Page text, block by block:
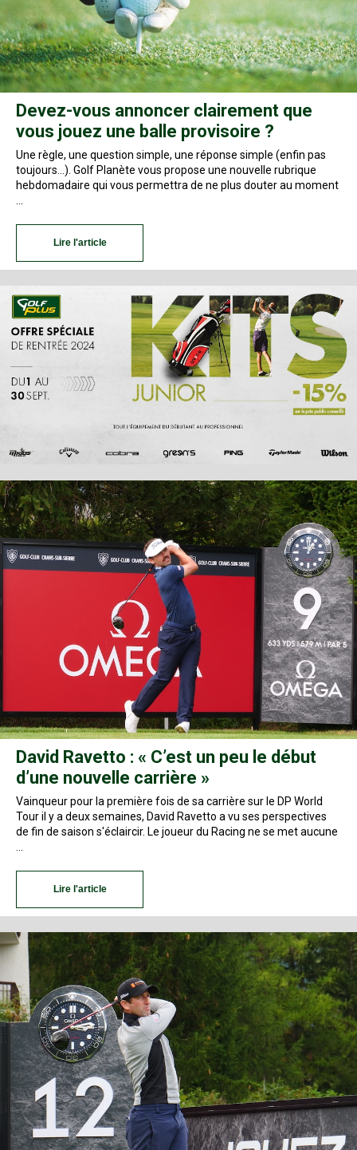
Devez-vous annoncer clairement que
vous jouez une balle provisoire ?
Une règle, une question simple, une réponse simple (enfin pas
toujours...). Golf Planète vous propose une nouvelle rubrique
hebdomadaire qui vous permettra de ne plus douter au moment
Lire l'article
David Ravetto : « C’est un peu le début
d’une nouvelle carrière »
Vainqueur pour la première fois de sa carrière sur le DP World
Tour il y a deux semaines, David Ravetto a vu ses perspectives
de fin de saison s'éclaircir. Le joueur du Racing ne se met aucune
Lire l'article